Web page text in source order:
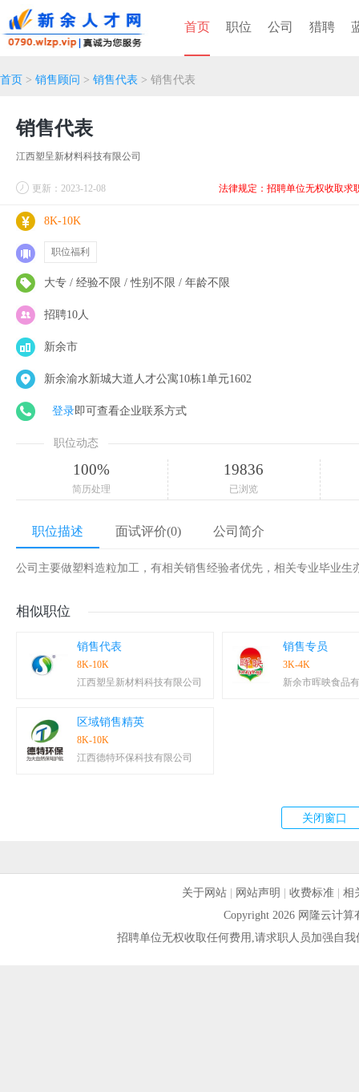
首页 职位 公司 猎聘
首页 > 销售顾问 > 销售代表 > 销售代表
销售代表
江西塑呈新材料科技有限公司
更新：2023-12-08 法律规定：招聘单位无权收取求
8K-10K
职位福利
大专 / 经验不限 / 性别不限 / 年龄不限
招聘10人
新余市
新余渝水新城大道人才公寓10栋1单元1602
登录即可查看企业联系方式
职位动态
100%
简历处理
19836
已浏览
职位描述 面试评价(0) 公司简介
公司主要做塑料造粒加工，有相关销售经验者优先，相关专业毕业生
相似职位
销售代表
8K-10K
江西塑呈新材料科技有限公司
销售专员
3K-4K
新余市晖映食品
区域销售精英
8K-10K
江西德特环保科技有限公司
关于网站 网站声明 |收费标准 |相
Copyright 2026 网隆云计
招聘单位无权收取任何费用,请求职人员加强自